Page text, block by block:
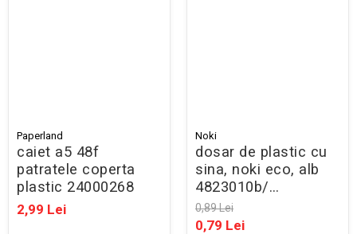
Paperland
caiet a5 48f
patratele coperta
plastic 24000268
2,99 Lei
Noki
dosar de plastic cu
sina, noki eco, alb
4823010b/
48288010b - promo
0,89 Lei
0,79 Lei